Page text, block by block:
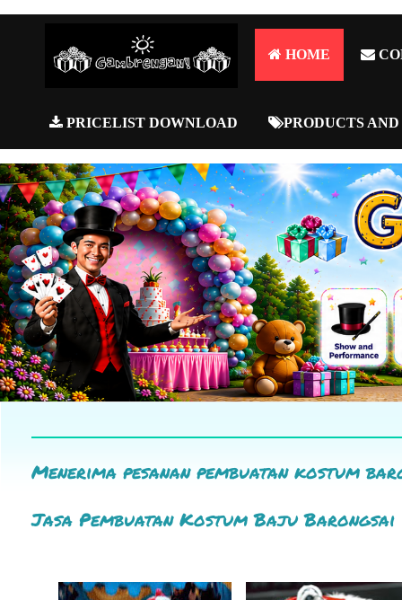
HOME
PRICELIST DOWNLOAD PRODUCTS
Menerima pesanan pembuatan kostum
Jasa Pembuatan Kostum Baju Barongsai